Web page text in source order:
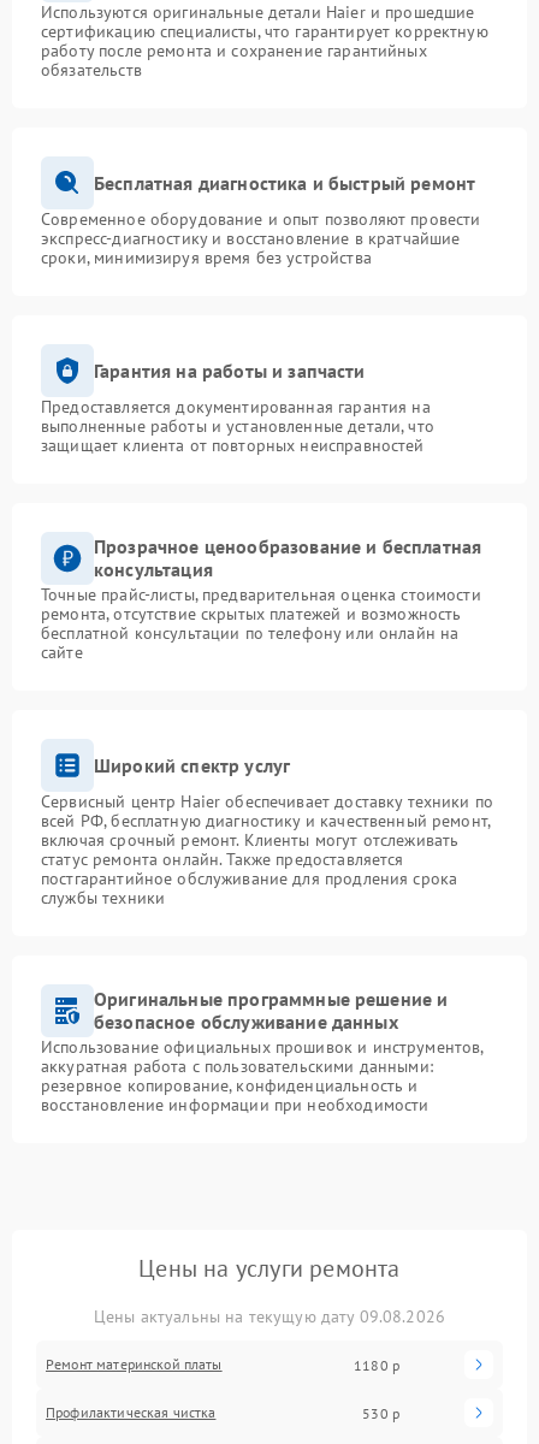
Используются оригинальные детали Haier и прошедшие
сертификацию специалисты, что гарантирует корректную
работу после ремонта и сохранение гарантийных
обязательств
Бесплатная диагностика и быстрый ремонт
Современное оборудование и опыт позволяют провести
экспресс-диагностику и восстановление в кратчайшие
сроки, минимизируя время без устройства
Гарантия на работы и запчасти
Предоставляется документированная гарантия на
выполненные работы и установленные детали, что
защищает клиента от повторных неисправностей
Прозрачное ценообразование и бесплатная
консультация
Точные прайс-листы, предварительная оценка стоимости
ремонта, отсутствие скрытых платежей и возможность
бесплатной консультации по телефону или онлайн на
сайте
Широкий спектр услуг
Сервисный центр Haier обеспечивает доставку техники по
всей РФ, бесплатную диагностику и качественный ремонт,
включая срочный ремонт. Клиенты могут отслеживать
статус ремонта онлайн. Также предоставляется
постгарантийное обслуживание для продления срока
службы техники
Оригинальные программные решение и
безопасное обслуживание данных
Использование официальных прошивок и инструментов,
аккуратная работа с пользовательскими данными:
резервное копирование, конфиденциальность и
восстановление информации при необходимости
Цены на услуги ремонта
Цены актуальны на текущую дату 09.08.2026
Ремонт материнской платы 1180 р
Профилактическая чистка 530 р